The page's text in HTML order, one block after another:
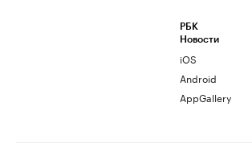
РБК
Новости
iOS
Android
AppGallery